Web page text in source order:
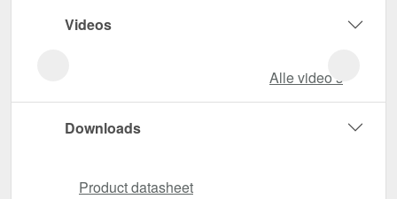
Videos
Alle video‘s
Downloads
Product datasheet